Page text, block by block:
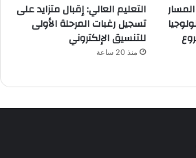
التعليم العالي: إقبال متزايد على
تسجيل رغبات المرحلة الأولى
للتنسيق الإلكتروني
منذ 20 ساعة